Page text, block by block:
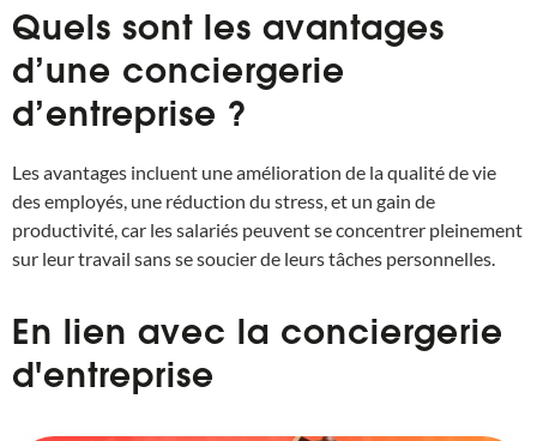
Quels sont les avantages
d’une conciergerie
d’entreprise ?
Les avantages incluent une amélioration de la qualité de vie
des employés, une réduction du stress, et un gain de
productivité, car les salariés peuvent se concentrer pleinement
sur leur travail sans se soucier de leurs tâches personnelles.
En lien avec la conciergerie
d'entreprise